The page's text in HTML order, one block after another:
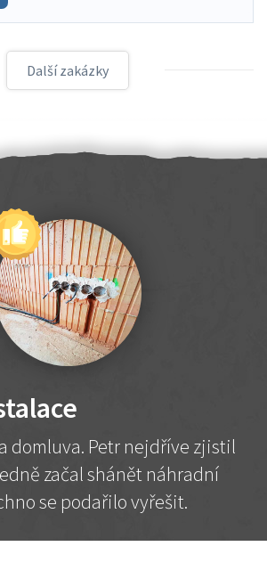
Další zakázky
domluva. Petr nejdříve zjistil
začal shánět náhradní
se podařilo vyřešit.